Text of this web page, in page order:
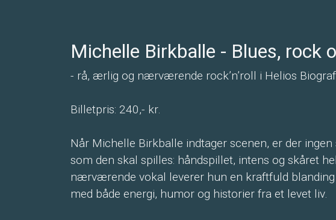
Michelle Birkballe - Blues, rock
- rå, ærlig og nærværende rock’n’roll i Helios
Billetpris: 240,- kr.
Når Michelle Birkballe indtager scenen, er der
som den skal spilles: håndspillet, intens og skåret
nærværende vokal leverer hun en kraftfuld
med både energi, humor og historier fra et levet liv.